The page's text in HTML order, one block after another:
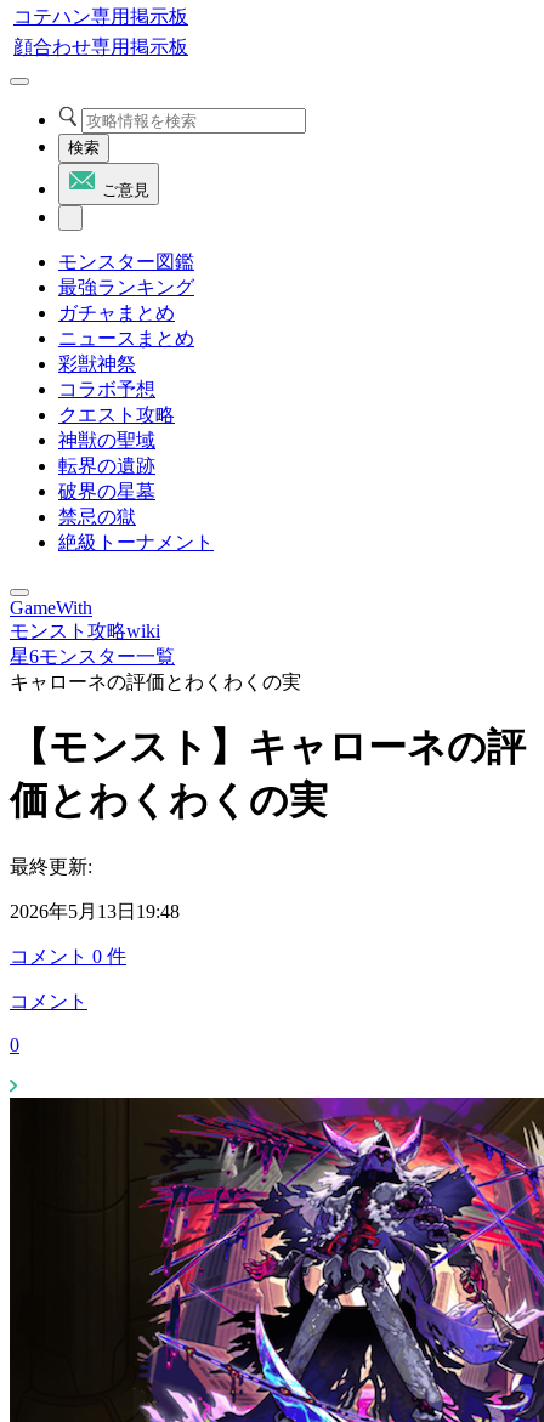
コテハン専用掲示板
顔合わせ専用掲示板
検索
ご意見
モンスター図鑑
最強ランキング
ガチャまとめ
ニュースまとめ
彩獣神祭
コラボ予想
クエスト攻略
神獣の聖域
転界の遺跡
破界の星墓
禁忌の獄
絶級トーナメント
GameWith
モンスト攻略wiki
星6モンスター一覧
キャローネの評価とわくわくの実
【モンスト】キャローネの評
価とわくわくの実
最終更新:
2026年5月13日19:48
コメント 0 件
コメント
0